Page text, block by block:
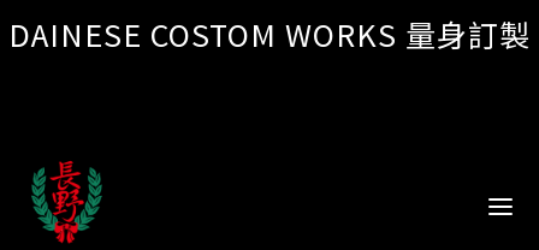
DAINESE COSTOM WORKS 量身訂製